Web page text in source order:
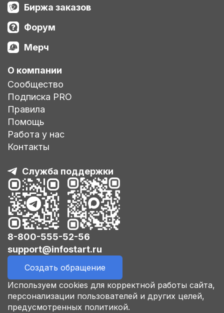
Биржа заказов
Форум
Мерч
О компании
Сообщество
Подписка PRO
Правила
Помощь
Работа у нас
Контакты
Служба поддержки
8-800-555-52-56
support@infostart.ru
Создать обращение
Используем cookies для корректной работы сайта,
персонализации пользователей и других целей,
предусмотренных политикой.